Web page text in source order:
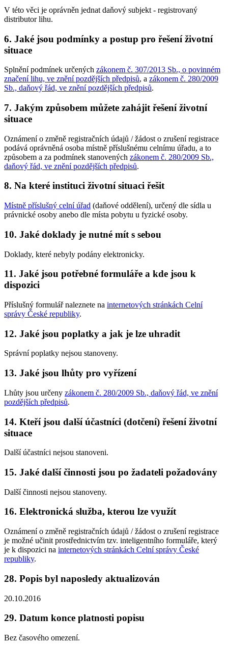
V této věci je oprávněn jednat daňový subjekt - registrovaný
distributor lihu.
6. Jaké jsou podmínky a postup pro řešení životní
situace
Splnění podmínek určených zákonem č. 307/2013 Sb., o povinném
značení lihu, ve znění pozdějších předpisů, a zákonem č. 280/2009
Sb., daňový řád, ve znění pozdějších předpisů.
7. Jakým způsobem můžete zahájit řešení životní
situace
Oznámení o změně registračních údajů / žádost o zrušení registrace
podává oprávněná osoba místně příslušnému celnímu úřadu, a to
způsobem a za podmínek stanovených zákonem č. 280/2009 Sb.,
daňový řád, ve znění pozdějších předpisů.
8. Na které instituci životní situaci řešit
Místně příslušný celní úřad (daňové oddělení), určený dle sídla u
právnické osoby anebo dle místa pobytu u fyzické osoby.
10. Jaké doklady je nutné mít s sebou
Doklady, které nebyly podány elektronicky.
11. Jaké jsou potřebné formuláře a kde jsou k
dispozici
Příslušný formulář naleznete na internetových stránkách Celní
správy České republiky.
12. Jaké jsou poplatky a jak je lze uhradit
Správní poplatky nejsou stanoveny.
13. Jaké jsou lhůty pro vyřízení
Lhůty jsou určeny zákonem č. 280/2009 Sb., daňový řád, ve znění
pozdějších předpisů.
14. Kteří jsou další účastníci (dotčení) řešení životní
situace
Další účastníci nejsou stanoveni.
15. Jaké další činnosti jsou po žadateli požadovány
Další činnosti nejsou stanoveny.
16. Elektronická služba, kterou lze využít
Oznámení o změně registračních údajů / žádost o zrušení registrace
je možné učinit prostřednictvím tzv. inteligentního formuláře, který
je k dispozici na internetových stránkách Celní správy České
republiky.
28. Popis byl naposledy aktualizován
20.10.2016
29. Datum konce platnosti popisu
Bez časového omezení.